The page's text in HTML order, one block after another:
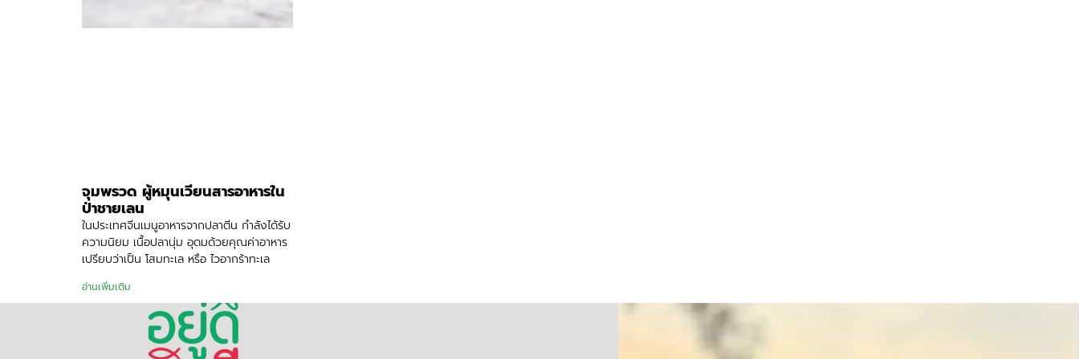
จุมพรวด ผู้หมุนเวียนสารอาหารใน
ป่าชายเลน
ในประเทศจีนเมนูอาหารจากปลาตีน กำลังได้รับ
ความนิยม เนื้อปลานุ่ม อุดมด้วยคุณค่าอาหาร
เปรียบว่าเป็น โสมทะเล หรือ ไวอากร้าทะเล
อ่านเพิ่มเติม